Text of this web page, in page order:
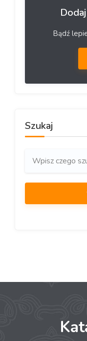
Bądź
Szukaj